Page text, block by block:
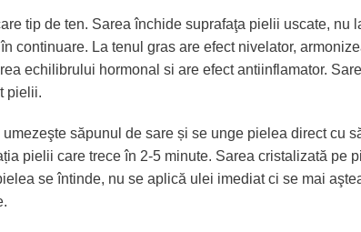
tip de ten. Sarea închide suprafaţa pielii uscate,
continuare. La tenul gras are efect nivelator,
echilibrului hormonal si are efect antiinflamator.
pielii.
săpunul de sare și se unge pielea direct cu
pielii care trece în 2-5 minute. Sarea cristalizată pe
se întinde, nu se aplică ulei imediat ci se mai